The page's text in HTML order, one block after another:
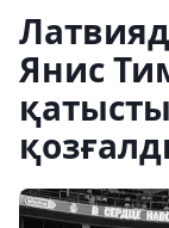
Янис